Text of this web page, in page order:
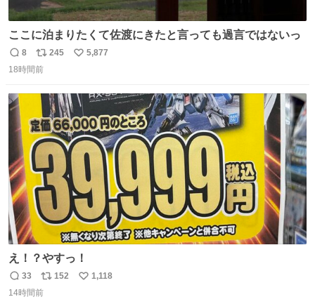
ここに泊まりたくて佐渡にきたと言っても過言ではないっ
返
信
8
リ
ポ
ト
数
245
い
数
5,877
18時間前
え！？やすっ！
返
信
33
リ
ポ
152
い
1,118
14時間前